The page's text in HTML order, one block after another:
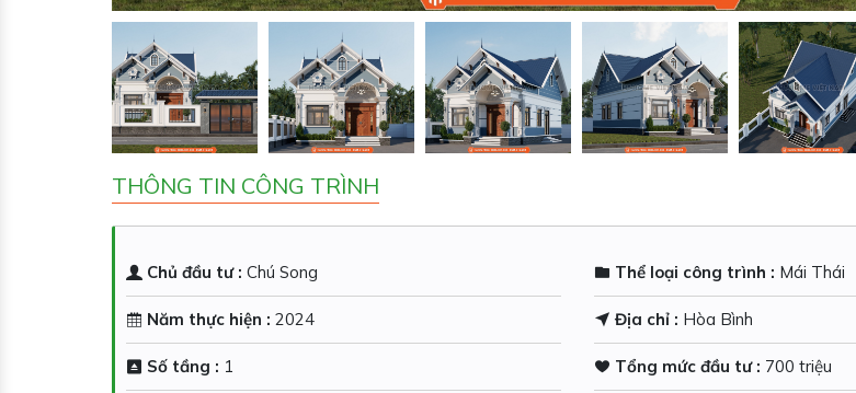
THÔNG TIN CÔNG TRÌNH
Chủ đầu tư : Chú Song Thể loại công trình : Mái Thái
Năm thực hiện : 2024 Địa chỉ : Hòa Bình
Số tầng : 1 Tổng mức đầu tư : 700 triệu